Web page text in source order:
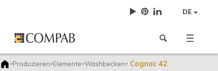
DE
>Produzieren>Elemente>Washbecken> Cognac 42